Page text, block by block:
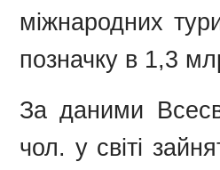
міжнародних
позначку в 1,3
За даними
чол. у світі